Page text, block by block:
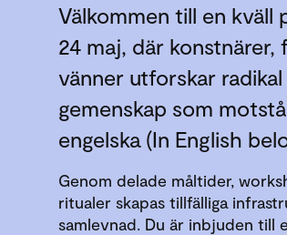
Välkommen till en kväll
24 maj, där
vänner utforskar
gemenskap som
engelska (In English
Genom delade måltider,
ritualer skapas tillfälliga
samlevnad. Du är inbjuden